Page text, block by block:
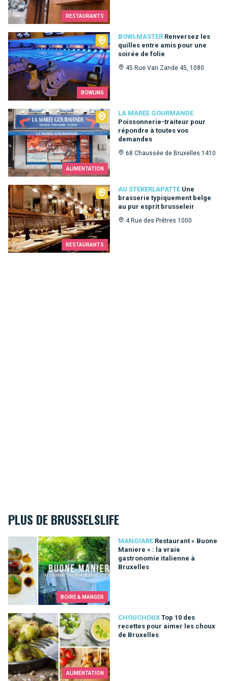
RESTAURANTS
BOWLING
BOWLMASTER Renversez les
quilles entre amis pour une
soirée de folie
45 Rue Van Zande 45, 1080
Bowlmaster
ALIMENTATION
LA MARÉE GOURMANDE
Poissonnerie-traiteur pour
répondre à toutes vos
demandes
68 Chaussée de Bruxelles 1410
La Marée Gourmande
RESTAURANTS
AU STEKERLAPATTE Une
brasserie typiquement belge
au pur esprit brusseleir
4 Rue des Prêtres 1000
Au Stekerlapatte
PLUS DE BRUSSELSLIFE
BOIRE & MANGER
MANGIARE Restaurant « Buone
Maniere » : la vraie
gastronomie italienne à
Bruxelles
Restaurant « Buone Maniere » : la vraie gastronomie italienne
ALIMENTATION
CHOUCHOUX Top 10 des
recettes pour aimer les choux
de Bruxelles
Top 10 des recettes pour aimer les choux de Bruxelles